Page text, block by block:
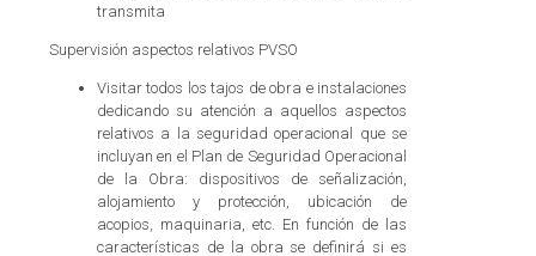
transmita
Supervisión aspectos relativos PVSO
Visitar todos los tajos de obra e instalaciones
dedicando su atención a aquellos aspectos
relativos a la seguridad operacional que se
incluyan en el Plan de Seguridad Operacional
de la Obra: dispositivos de señalización,
alojamiento y protección, ubicación de
acopios, maquinaria, etc. En función de las
características de la obra se definirá si es